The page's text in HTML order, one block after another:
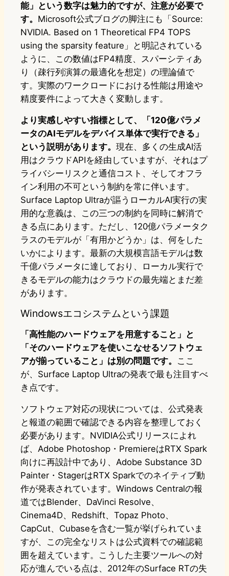
能」という数字は魅力的ですが、注意が必要で
す。 Microsoft公式ブログの脚注にも「Source:
NVIDIA. Based on 1 Theoretical FP4 TOPS
using the sparsity feature」と明記されている
ように、この数値はFP4精度、スパーシティあ
り（疎行列演算の最適化を想定）の理論値で
す。実際のワークロードにおける性能は用途や
精度要件によって大きく変動します。
より実感しやすい指標として、「120億パラメ
ータのAIモデルをデバイス単体で実行できる」
という説明があります。 現在、多くの生成AI活
用はクラウドAPIを経由していますが、それはプ
ライバシーリスクと通信コスト、そしてオフラ
イン利用の不可という制約を常に伴います。
Surface Laptop Ultraが謳うローカルAI実行の実
用的な意義は、この三つの制約を同時に解消で
きる点にあります。ただし、120億パラメータク
ラスのモデルが「有用かどうか」は、何をした
いかによります。最新の大規模言語モデルは数
千億パラメータに達しており、ローカル実行で
きるモデルの能力はクラウドの最先端とまだ差
があります。
Windowsエコシステムという課題
「高性能のハードウェアを用意すること」と
「そのハードウェアを使いこなせるソフトウェ
アが揃っていること」は別の問題です。 ここ
が、Surface Laptop Ultraの発表で最も注目すべ
き点です。
ソフトウェア対応の現状については、公式発表
と報道の範囲で確認できる内容を整理しておく
必要があります。NVIDIA公式リリースによれ
ば、Adobe Photoshop・PremiereはRTX Spark
向けに再設計中であり、Adobe Substance 3D
Painter・StagerはRTX Sparkでのネイティブ動
作が発表されています。Windows Centralの報
道ではBlender、DaVinci Resolve、
Cinema4D、Redshift、Topaz Photo、
CapCut、Cubaseを含む一覧が挙げられていま
すが、この完全なリストは公式資料での確認範
囲を超えています。こうした主要ツールへの対
応が進んでいる点は、2012年のSurface RTの失